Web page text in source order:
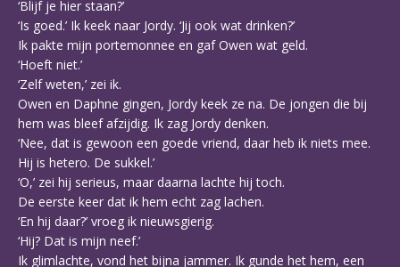
‘Blijf je hier staan?’
‘Is goed.’ Ik keek naar Jordy. ‘Jij ook wat drinken?’
Ik pakte mijn portemonnee en gaf Owen wat geld.
‘Hoeft niet.’
‘Zelf weten,’ zei ik.
Owen en Daphne gingen, Jordy keek ze na. De jongen die bij
hem was bleef afzijdig. Ik zag Jordy denken.
‘Nee, dat is gewoon een goede vriend, daar heb ik niets mee.
Hij is hetero. De sukkel.’
‘O,’ zei hij serieus, maar daarna lachte hij toch.
De eerste keer dat ik hem echt zag lachen.
‘En hij daar?’ vroeg ik nieuwsgierig.
‘Hij? Dat is mijn neef.’
Ik glimlachte, vond het bijna jammer. Ik gunde het hem, een